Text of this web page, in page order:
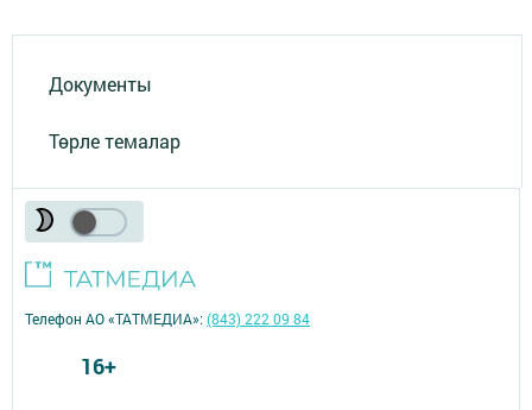
Документы
Төрле темалар
Телефон АО «ТАТМЕДИА»:(843) 222 09 84
16+